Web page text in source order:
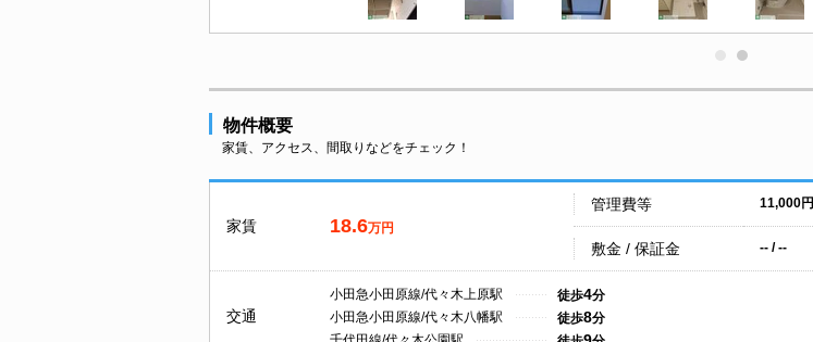
物件概要
家賃、アクセス、間取りなどをチェック！
家賃 18.6万円
管理費等 11,000円
敷金 / 保証金 -- / --
交通
小田急小田原線/代々木上原駅 徒歩4分
小田急小田原線/代々木八幡駅
徒歩8分